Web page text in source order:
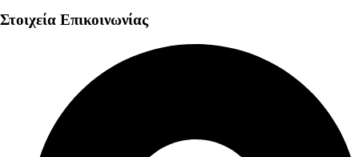
Στοιχεία Επικοινωνίας